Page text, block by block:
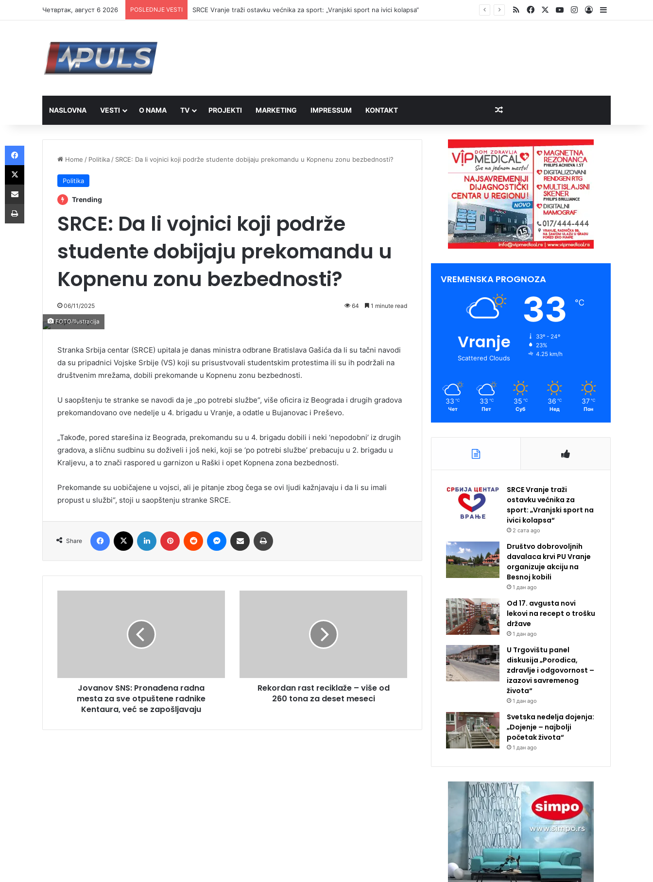
Четвртак, август 6 2026 POSLEDNJE VESTI SRCE Vranje traži ostavku većnika za sport: „Vranjski sport na ivici kolapsa“ RSSFacebookYouTubeInstagram
Log InSidebar
NASLOVNA VESTI O NAMA TV PROJEKTI MARKETING IMPRESSUM KONTAKT Random Article
Home / Politika / SRCE: Da li vojnici koji podrže studente dobijaju prekomandu u Kopnenu zonu bezbednosti?
Politika
Trending
SRCE: Da li vojnici koji podrže
studente dobijaju prekomandu u
Kopnenu zonu bezbednosti?
06/11/2025 64 1 minute read
FOTO/Ilustracija
Stranka Srbija centar (SRCE) upitala je danas ministra odbrane Bratislava Gašića da li su tačni navodi
da su pripadnici Vojske Srbije (VS) koji su prisustvovali studentskim protestima ili su ih podržali na
društvenim mrežama, dobili prekomande u Kopnenu zonu bezbednosti.
U saopštenju te stranke se navodi da je „po potrebi službe“, više oficira iz Beograda i drugih gradova
prekomandovano ove nedelje u 4. brigadu u Vranje, a odatle u Bujanovac i Preševo.
„Takođe, pored starešina iz Beograda, prekomandu su u 4. brigadu dobili i neki ‘nepodobni’ iz drugih
gradova, a sličnu sudbinu su doživeli i još neki, koji se ‘po potrebi službe’ prebacuju u 2. brigadu u
Kraljevu, a to znači raspored u garnizon u Raški i opet Kopnena zona bezbednosti.
Prekomande su uobičajene u vojsci, ali je pitanje zbog čega se ovi ljudi kažnjavaju i da li su imali
propust u službi“, stoji u saopštenju stranke SRCE.
Share
Facebook LinkedIn Pinterest Reddit Messenger
Share via Email
Jovanov SNS: Pronađena radna
mesta za sve otpuštene radnike
Kentaura, već se zapošljavaju
Rekordan rast reciklaže – više od
260 tona za deset meseci
VREMENSKA PROGNOZA
Vranje
Scattered Clouds
33 ℃
33º - 24º
23%
4.25 km/h
33 ℃
Чет
33 ℃
Пет
35 ℃
Суб
36 ℃
Нед
37 ℃
Пон
SRCE Vranje traži
ostavku većnika za
sport: „Vranjski sport na
ivici kolapsa“
2 сата ago
Društvo dobrovoljnih
davalaca krvi PU Vranje
organizuje akciju na
Besnoj kobili
1 дан ago
Od 17. avgusta novi
lekovi na recept o trošku
države
1 дан ago
U Trgovištu panel
diskusija „Porodica,
zdravlje i odgovornost –
izazovi savremenog
života“
1 дан ago
Svetska nedelja dojenja:
„Dojenje – najbolji
početak života“
1 дан ago
Facebook
X
Share via Email